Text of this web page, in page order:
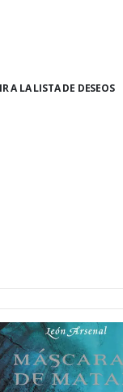
A LA LISTA DE DESEOS